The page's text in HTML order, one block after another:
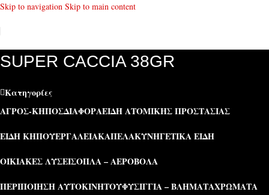
Skip to navigation Skip to main content
SUPER CACCIA 38GR
Κατηγορίες
ΑΓΡΌΣ-ΚΉΠΟΣΔΙΆΦΟΡΑΕΊΔΗ ΑΤΟΜΙΚΉΣ ΠΡΟΣΤΑΣΊΑΣ
ΕΊΔΗ ΚΉΠΟΥΕΡΓΑΛΕΊΑΚΑΠΕΛΑΚΥΝΗΓΕΤΙΚΆ ΕΊΔΗ
ΟΙΚΙΑΚΈΣ ΛΎΣΕΙΣΌΠΛΑ – ΑΕΡΟΒΌΛΑ
ΠΕΡΙΠΟΊΗΣΗ ΑΥΤΟΚΙΝΉΤΟΥΦΥΣΊΓΓΙΑ – ΒΛΉΜΑΤΑΧΡΏΜΑΤΑ